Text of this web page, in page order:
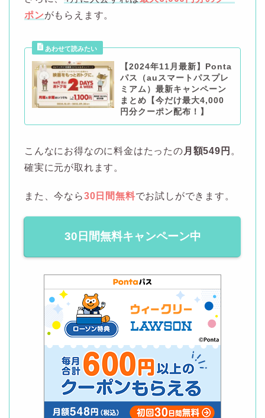
ポンがもらえます。
【2024年11月最新】Ponta
パス（auスマートパスプレ
ミアム）最新キャンペーン
まとめ【今だけ最大4,000
円分クーポン配布！】
こんなにお得なのに料金はたったの 月額549円 。
確実に元が取れます。
また、今なら30日間無料でお試しができます。
30日間無料キャンペーン中